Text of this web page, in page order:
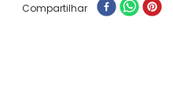
Compartilhar